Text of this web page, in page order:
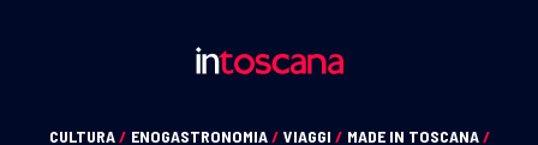
CULTURA/ ENOGASTRONOMIA/ VIAGGI / MADE IN TOSCANA/